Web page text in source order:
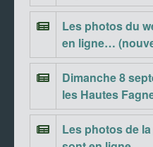
Les photos du
en ligne…
Dimanche 8
les Hautes
Les photos de